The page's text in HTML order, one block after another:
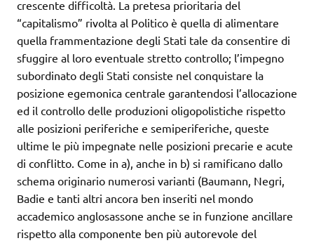
crescente difficoltà. La pretesa prioritaria del
“capitalismo” rivolta al Politico è quella di alimentare
quella frammentazione degli Stati tale da consentire di
sfuggire al loro eventuale stretto controllo; l’impegno
subordinato degli Stati consiste nel conquistare la
posizione egemonica centrale garantendosi l’allocazione
ed il controllo delle produzioni oligopolistiche rispetto
alle posizioni periferiche e semiperiferiche, queste
ultime le più impegnate nelle posizioni precarie e acute
di conflitto. Come in a), anche in b) si ramificano dallo
schema originario numerosi varianti (Baumann, Negri,
Badie e tanti altri ancora ben inseriti nel mondo
accademico anglosassone anche se in funzione ancillare
rispetto alla componente ben più autorevole del